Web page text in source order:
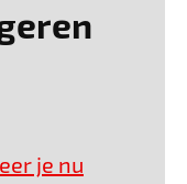
je nu